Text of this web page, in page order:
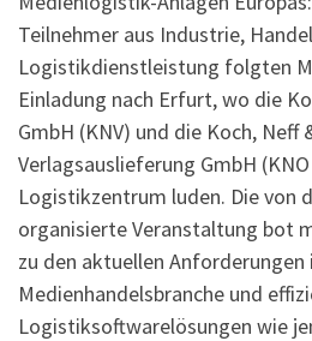
Teilnehmer aus Industrie,
Logistikdienstleistung folgten
Einladung nach Erfurt, wo die
GmbH (KNV) und die Koch, Neff
Verlagsauslieferung GmbH
Logistikzentrum luden. Die von
organisierte Veranstaltung bot
zu den aktuellen Anforderungen
Medienhandelsbranche und
Logistiksoftwarelösungen wie